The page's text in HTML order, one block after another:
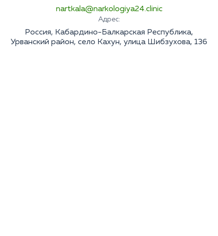
nartkala@narkologiya24.clinic
Адрес:
Россия, Кабардино-Балкарская Республика,
Урванский район, село Кахун, улица Шибзухова, 136